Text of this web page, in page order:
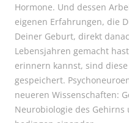
Hormone. Und dessen
eigenen Erfahrungen, die
Deiner Geburt, direkt
Lebensjahren gemacht
erinnern kannst, sind
gespeichert.
neueren Wissenschaften:
Neurobiologie des